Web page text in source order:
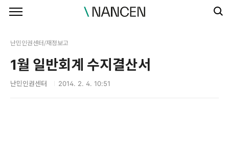
난민인권센터/재정보고
1월 일반회계 수지결산서
난민인권센터 2014. 2. 4. 10:51